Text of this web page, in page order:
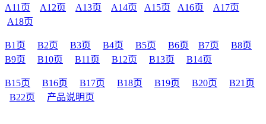
A11页 A12页 A13页 A14页 A15页 A16页
A17页
A18页
B1页 B2页 B3页 B4页 B5页 B6页 B7页
B8页
B9页
B10页 B11页 B12页 B13页 B14页
B15页 B16页 B17页 B18页 B19页 B20页
B21页
B22页
产品说明页